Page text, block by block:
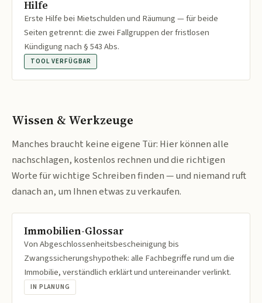
Hilfe
Erste Hilfe bei Mietschulden und Räumung — für beide
Seiten getrennt: die zwei Fallgruppen der fristlosen
Kündigung nach § 543 Abs.
TOOL VERFÜGBAR
Wissen & Werkzeuge
Manches braucht keine eigene Tür: Hier können alle
nachschlagen, kostenlos rechnen und die richtigen
Worte für wichtige Schreiben finden — und niemand ruft
danach an, um Ihnen etwas zu verkaufen.
Immobilien-Glossar
Von Abgeschlossenheitsbescheinigung bis
Zwangssicherungshypothek: alle Fachbegriffe rund um die
Immobilie, verständlich erklärt und untereinander verlinkt.
IN PLANUNG